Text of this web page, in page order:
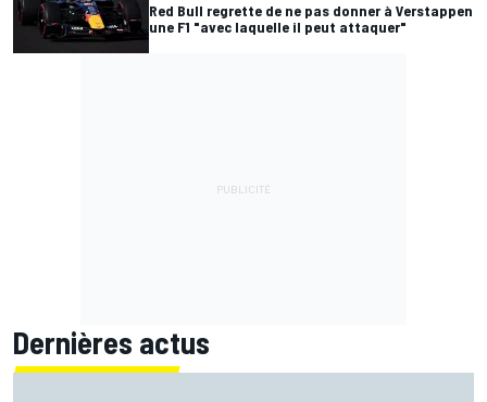
Red Bull regrette de ne pas donner à Verstappen
une F1 "avec laquelle il peut attaquer"
Dernières actus